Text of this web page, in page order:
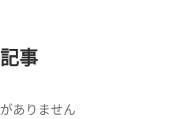
事
ありません